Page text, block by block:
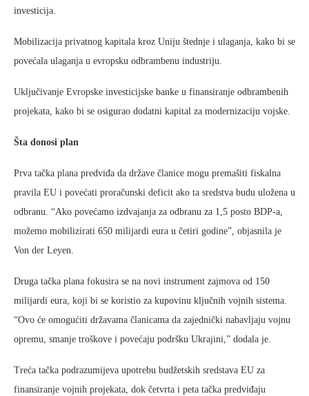
investicija.
Mobilizacija privatnog kapitala kroz Uniju štednje i ulaganja, kako bi se
povećala ulaganja u evropsku odbrambenu industriju.
Uključivanje Evropske investicijske banke u finansiranje odbrambenih
projekata, kako bi se osigurao dodatni kapital za modernizaciju vojske.
Šta donosi plan
Prva tačka plana predviđa da države članice mogu premašiti fiskalna
pravila EU i povećati proračunski deficit ako ta sredstva budu uložena u
odbranu. “Ako povećamo izdvajanja za odbranu za 1,5 posto BDP-a,
možemo mobilizirati 650 milijardi eura u četiri godine”, objasnila je
Von der Leyen.
Druga tačka plana fokusira se na novi instrument zajmova od 150
milijardi eura, koji bi se koristio za kupovinu ključnih vojnih sistema.
“Ovo će omogućiti državama članicama da zajednički nabavljaju vojnu
opremu, smanje troškove i povećaju podršku Ukrajini,” dodala je.
Treća tačka podrazumijeva upotrebu budžetskih sredstava EU za
finansiranje vojnih projekata, dok četvrta i peta tačka predviđaju